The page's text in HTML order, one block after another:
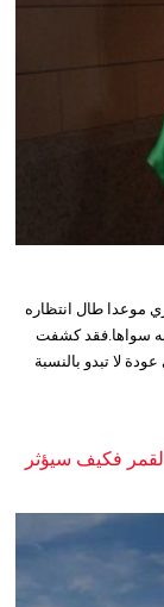
موعدا طال انتظاره
سواها.فقد كشفت
لا تبدو بالنسبة
فكيف سيؤثر